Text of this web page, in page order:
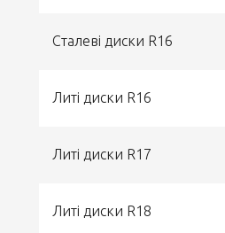
Сталеві диски R16
Литі диски R16
Литі диски R17
Литі диски R18